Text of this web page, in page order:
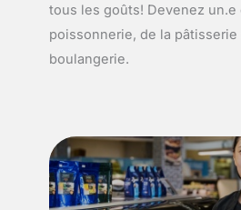
tous les goûts! Devenez un.e
poissonnerie, de la
boulangerie.